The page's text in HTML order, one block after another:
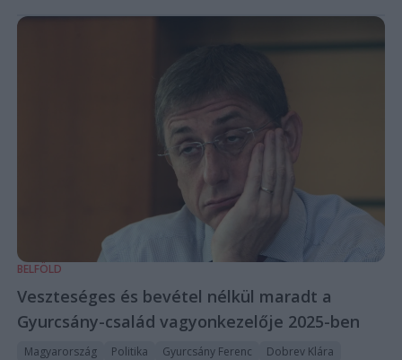
BELFÖLD
Veszteséges és bevétel nélkül maradt a
Gyurcsány-család vagyonkezelője 2025-ben
Magyarország Politika Gyurcsány Ferenc Dobrev Klára